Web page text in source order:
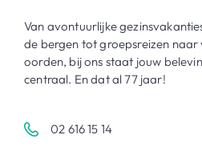
Van avontuurlijke
de bergen tot groepsreizen naar
oorden, bij ons staat jouw
centraal. En dat al 77 jaar!
02 616 15 14